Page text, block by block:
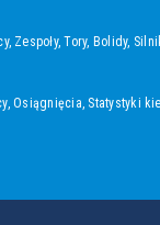
, Zespoły,Tory, Bolidy,
,Osiągnięcia, Statystyki